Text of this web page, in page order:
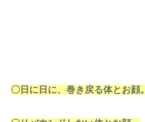
〇日に日に、巻き戻る体とお顔。